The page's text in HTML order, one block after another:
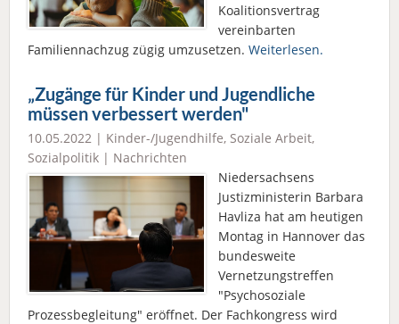
Koalitionsvertrag
vereinbarten
Familiennachzug zügig umzusetzen. Weiterlesen.
„Zugänge für Kinder und Jugendliche
müssen verbessert werden"
10.05.2022 | Kinder-/Jugendhilfe, Soziale Arbeit,
Sozialpolitik | Nachrichten
Niedersachsens
Justizministerin Barbara
Havliza hat am heutigen
Montag in Hannover das
bundesweite
Vernetzungstreffen
"Psychosoziale
Prozessbegleitung" eröffnet. Der Fachkongress wird